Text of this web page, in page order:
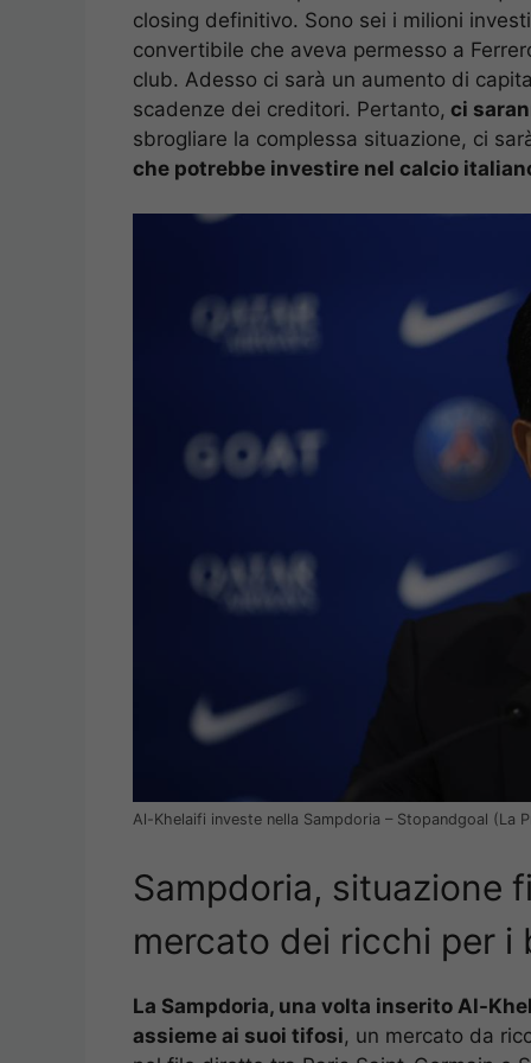
closing definitivo. Sono sei i milioni
convertibile che aveva permesso a
club. Adesso ci sarà un aumento di
scadenze dei creditori. Pertanto, ci
sbrogliare la complessa situazione, ci
che potrebbe investire nel calcio
Al-Khelaifi investe nella Sampdoria – Stopandgoal (La
Sampdoria, situazione
mercato dei ricchi per i
La Sampdoria, una volta inserito Al-
assieme ai suoi tifosi, un mercato da